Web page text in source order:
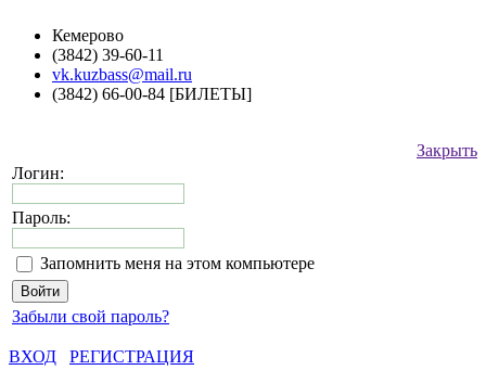
Кемерово
(3842) 39-60-11
vk.kuzbass@mail.ru
(3842) 66-00-84 [БИЛЕТЫ]
Закрыть
Логин:
Пароль:
Запомнить меня на этом компьютере
Забыли свой пароль?
ВХОД
РЕГИСТРАЦИЯ